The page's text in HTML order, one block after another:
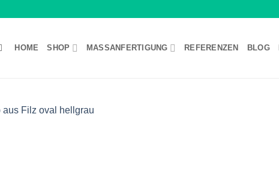
HOME SHOP MASSANFERTIGUNG REFERENZEN BLOG